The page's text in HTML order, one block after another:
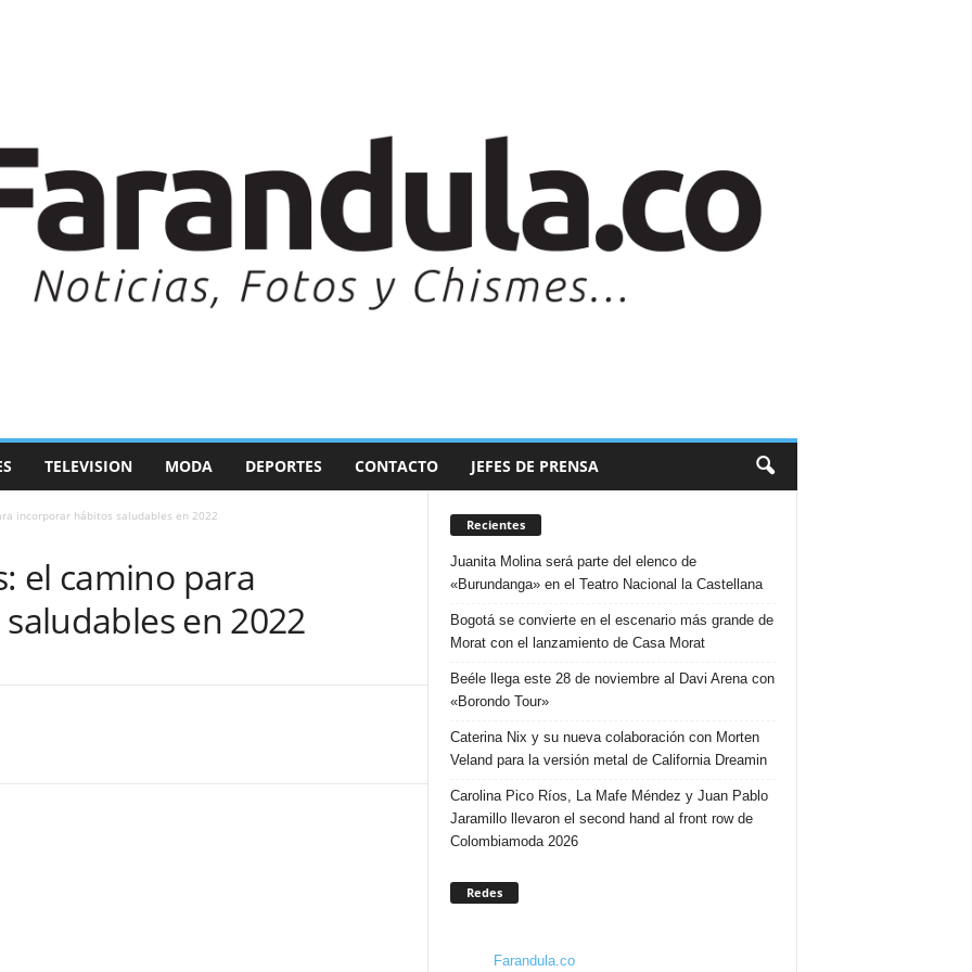
TELEVISION MODA DEPORTES CONTACTO JEFES DE PRENSA
incorporar hábitos saludables en 2022
el camino para
en 2022
Recientes
Juanita Molina será parte del elenco de
«Burundanga» en el Teatro Nacional la Castellana
Bogotá se convierte en el escenario más grande de
Morat con el lanzamiento de Casa Morat
Beéle llega este 28 de noviembre al Davi Arena con
«Borondo Tour»
Caterina Nix y su nueva colaboración con Morten
Veland para la versión metal de California Dreamin
Carolina Pico Ríos, La Mafe Méndez y Juan Pablo
Jaramillo llevaron el second hand al front row de
Colombiamoda 2026
Redes
Farandula.co